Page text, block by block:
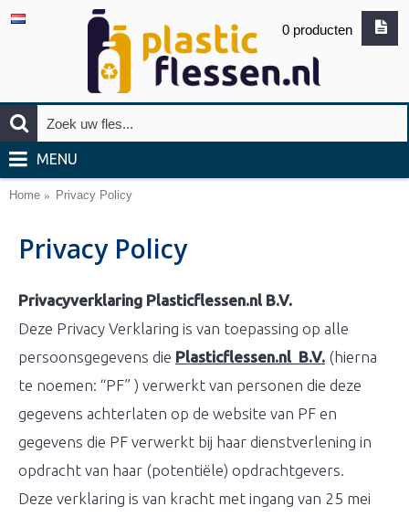
0 producten
MENU
Home Privacy Policy
Privacy Policy
Privacyverklaring Plasticflessen.nl B.V.
Deze Privacy Verklaring is van toepassing op alle
persoonsgegevens die Plasticflessen.nl B.V. (hierna
te noemen: “PF” ) verwerkt van personen die deze
gegevens achterlaten op de website van PF en
gegevens die PF verwerkt bij haar dienstverlening in
opdracht van haar (potentiële) opdrachtgevers.
Deze verklaring is van kracht met ingang van 25 mei